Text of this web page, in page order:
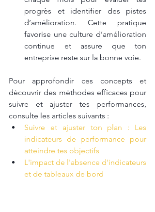
progrès et identifier des pistes
d’amélioration. Cette pratique
favorise une culture d’amélioration
continue et assure que ton
entreprise reste sur la bonne voie.
Pour approfondir ces concepts et
découvrir des méthodes efficaces pour
suivre et ajuster tes performances,
consulte les articles suivants :
Suivre et ajuster ton plan : Les
indicateurs de performance pour
atteindre tes objectifs
L'impact de l'absence d'indicateurs
et de tableaux de bord